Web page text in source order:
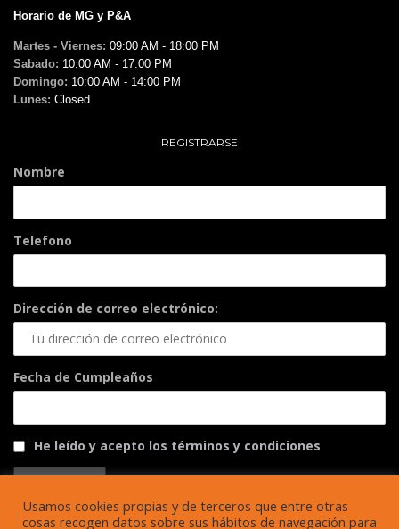
Horario de MG y P&A
Martes - Viernes: 09:00 AM - 18:00 PM
Sabado: 10:00 AM - 17:00 PM
Domingo: 10:00 AM - 14:00 PM
Lunes: Closed
REGISTRARSE
Nombre
Telefono
Dirección de correo electrónico:
Fecha de Cumpleaños
He leído y acepto los términos y condiciones
Usamos cookies propias y de terceros que entre otras
cosas recogen datos sobre sus hábitos de navegación para